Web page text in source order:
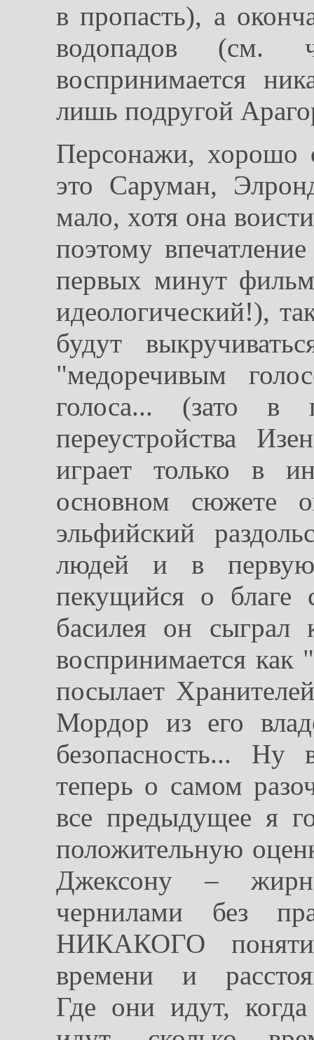
в пропасть), а
водопадов
воспринимается
лишь подругой
Персонажи, хорошо
это Саруман,
мало, хотя она
поэтому
первых минут
идеологический!),
будут
"медоречивым
голоса... (зато в
переустройства
играет только в
основном сюжете
эльфийский
людей и в первую
пекущийся о благе
басилея он
воспринимается
посылает
Мордор из его
безопасность... Ну
теперь о самом
все предыдущее я
положительную
Джексону –
чернилами без
НИКАКОГО
времени и
Где они идут,